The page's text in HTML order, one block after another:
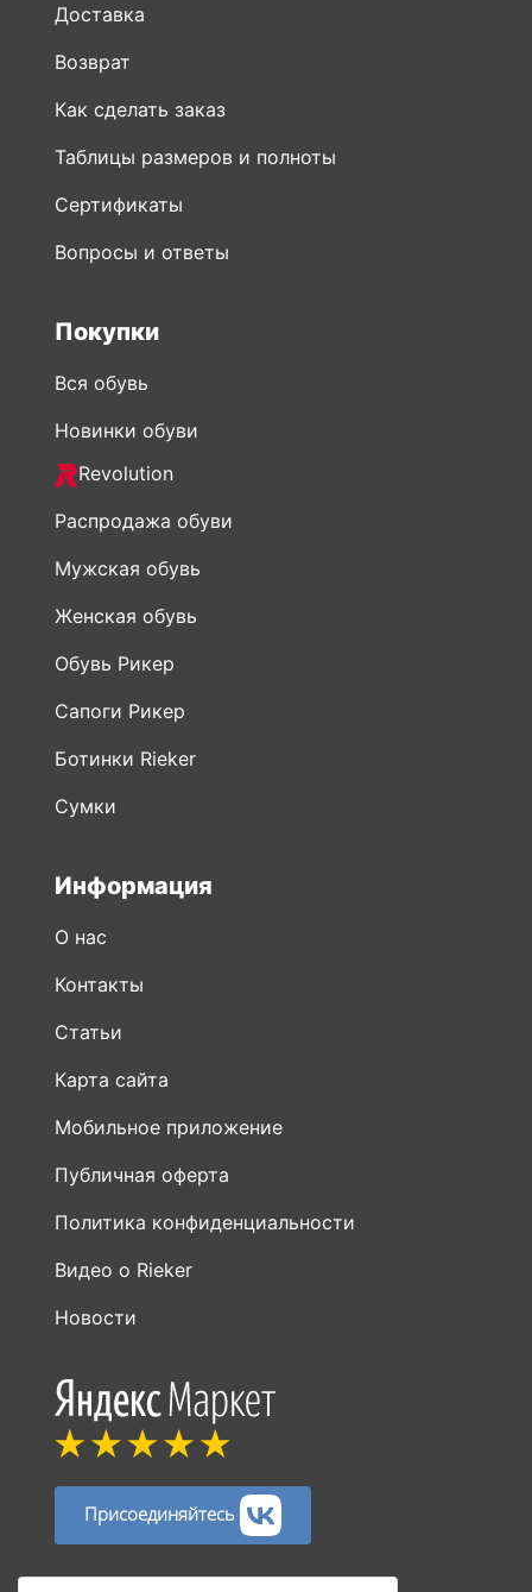
Доставка
Возврат
Как сделать заказ
Таблицы размеров и полноты
Сертификаты
Вопросы и ответы
Покупки
Вся обувь
Новинки обуви
Revolution
Распродажа обуви
Мужская обувь
Женская обувь
Обувь Рикер
Сапоги Рикер
Ботинки Rieker
Сумки
Информация
О нас
Контакты
Статьи
Карта сайта
Мобильное приложение
Публичная оферта
Политика конфиденциальности
Видео о Rieker
Новости
Присоединяйтесь